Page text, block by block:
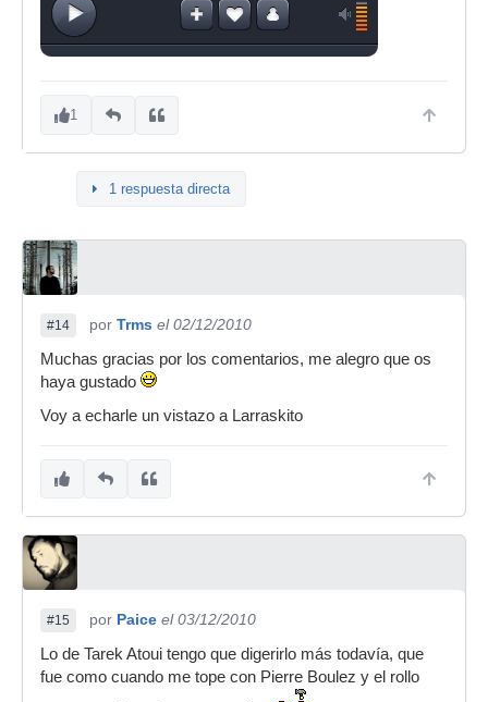
1
1 respuesta directa
#14 por Trms el 02/12/2010
Muchas gracias por los comentarios, me alegro que os
haya gustado
Voy a echarle un vistazo a Larraskito
#15 por Paice el 03/12/2010
Lo de Tarek Atoui tengo que digerirlo más todavía, que
fue como cuando me tope con Pierre Boulez y el rollo